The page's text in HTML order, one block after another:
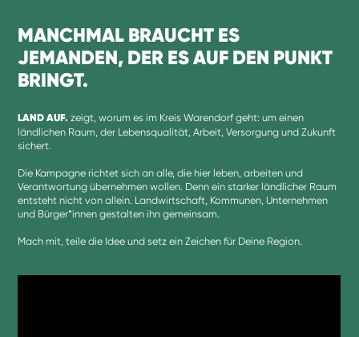
MANCHMAL BRAUCHT ES
JEMANDEN, DER ES AUF DEN PUNKT
BRINGT.
LAND AUF. zeigt, worum es im Kreis Warendorf geht: um einen
ländlichen Raum, der Lebensqualität, Arbeit, Versorgung und Zukunft
sichert.
Die Kampagne richtet sich an alle, die hier leben, arbeiten und
Verantwortung übernehmen wollen. Denn ein starker ländlicher Raum
entsteht nicht von allein. Landwirtschaft, Kommunen, Unternehmen
und Bürger*innen gestalten ihn gemeinsam.
Mach mit, teile die Idee und setz ein Zeichen für Deine Region.